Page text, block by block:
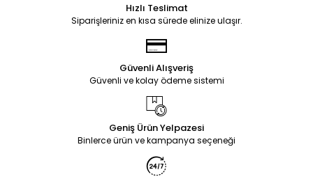
Hızlı Teslimat
Siparişleriniz en kısa sürede elinize ulaşır.
Güvenli Alışveriş
Güvenli ve kolay ödeme sistemi
Geniş Ürün Yelpazesi
Binlerce ürün ve kampanya seçeneği